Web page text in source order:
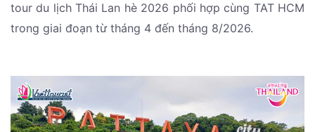
tour du lịch Thái Lan hè 2026 phối hợp cùng TAT HCM
trong giai đoạn từ tháng 4 đến tháng 8/2026.